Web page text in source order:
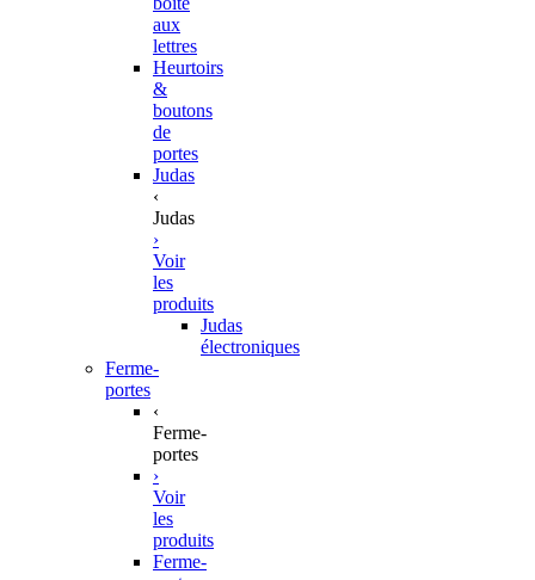
aux
lettres
Heurtoirs
&
boutons
de
portes
Judas
‹
Judas
›
Voir
les
produits
Judas
électroniques
Ferme-
portes
‹
Ferme-
portes
›
Voir
les
produits
Ferme-